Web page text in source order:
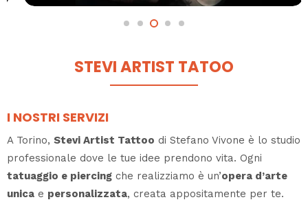
STEVI ARTIST TATOO
I NOSTRI SERVIZI
A Torino, Stevi Artist Tattoo di Stefano Vivone è lo studio
professionale dove le tue idee prendono vita. Ogni
tatuaggio e piercing che realizziamo è un’opera d’arte
unica e personalizzata, creata appositamente per te.